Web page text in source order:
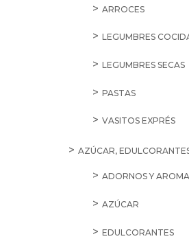
ARROCES
LEGUMBRES
LEGUMBRES SECAS
PASTAS
VASITOS EXPRÉS
AZÚCAR,
ADORNOS Y
AZÚCAR
EDULCORANTES